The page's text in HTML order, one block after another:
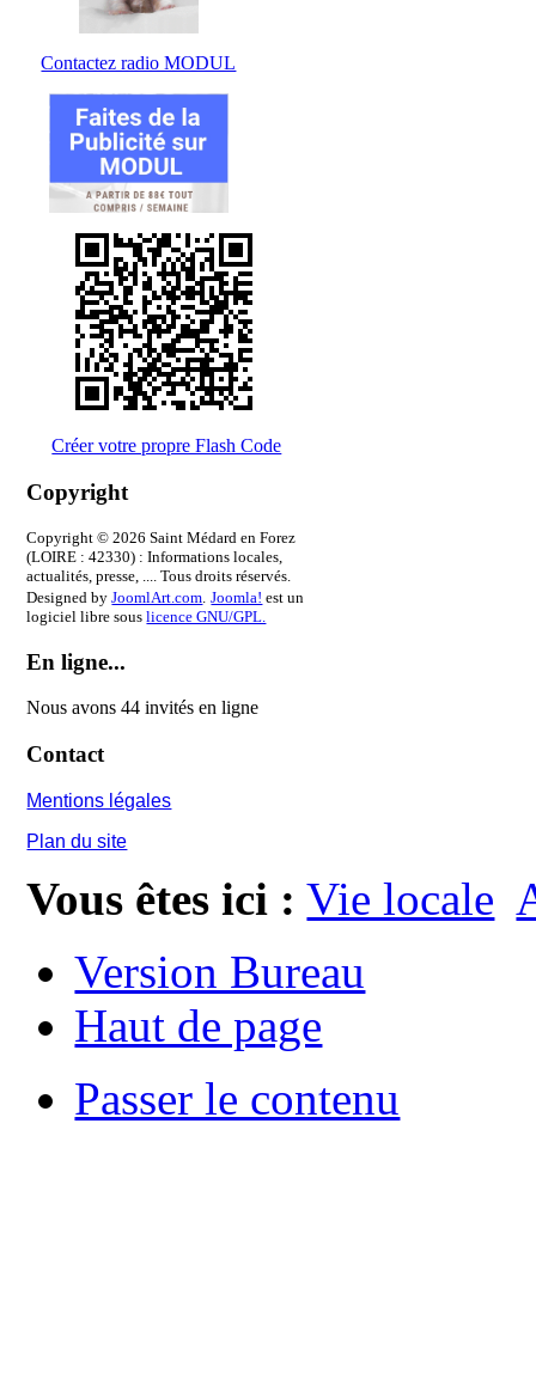
Contactez radio MODUL
Créer votre propre Flash Code
Copyright
Copyright © 2026 Saint Médard en Forez
(LOIRE : 42330) : Informations locales,
actualités, presse, .... Tous droits réservés.
Designed byJoomlArt.com Joomla! est un
logiciel libre souslicence GNU/GPL.
En ligne...
Nous avons 44 invités en ligne
Contact
Mentions légales
Plan du site
Vous êtes ici : Vie locale
Version Bureau
Haut de page
Passer le contenu